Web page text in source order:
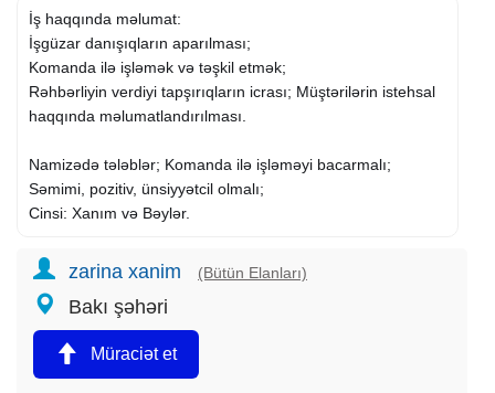
İş haqqında məlumat:
İşgüzar danışıqların aparılması;
Komanda ilə işləmək və təşkil etmək;
Rəhbərliyin verdiyi tapşırıqların icrası; Müştərilərin istehsal
haqqında məlumatlandırılması.
Namizədə tələblər; Komanda ilə işləməyi bacarmalı;
Səmimi, pozitiv, ünsiyyətcil olmalı;
Cinsi: Xanım və Bəylər.
Qeyd:
İş praktiki öyrədilir.Təcrübə vacib deyil.
İş qrafiki:Həftədə 5 gün saat (10:00-17:00).
Bakı şəh.Nəsimi ray.
Maraqlananlar qeyd olunan nömrə ilə əlaqə saxlaya və ya
zarina xanim (Bütün Elanları)
Bakı şəhəri
Müraciət et